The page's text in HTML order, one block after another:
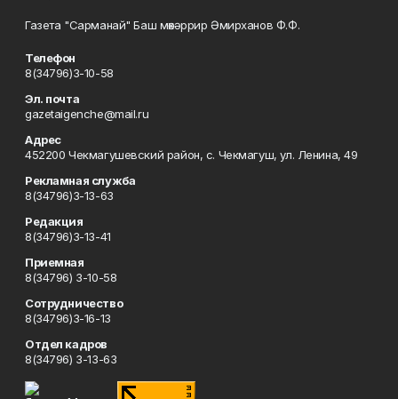
Газета "Сарманай" Баш мөхәррир Әмирханов Ф.Ф.
Телефон
8(34796)3-10-58
Эл. почта
gazetaigenche@mail.ru
Адрес
452200 Чекмагушевский район, с. Чекмагуш, ул. Ленина, 49
Рекламная служба
8(34796)3-13-63
Редакция
8(34796)3-13-41
Приемная
8(34796) 3-10-58
Сотрудничество
8(34796)3-16-13
Отдел кадров
8(34796) 3-13-63